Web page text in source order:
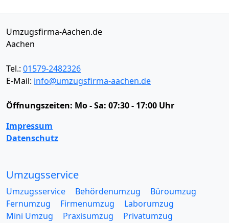
Umzugsfirma-Aachen.de
Aachen
Tel.: 01579-2482326
E-Mail: info@umzugsfirma-aachen.de
Öffnungszeiten: Mo - Sa: 07:30 - 17:00 Uhr
Impressum
Datenschutz
Umzugsservice
Umzugsservice Behördenumzug
Büroumzug
Fernumzug
Firmenumzug
Laborumzug
Mini Umzug
Praxisumzug
Privatumzug